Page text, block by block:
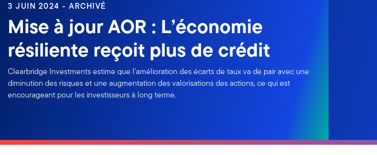
3 JUIN 2024 - ARCHIVÉ
Mise à jour AOR : L’économie
résiliente reçoit plus de crédit
Clearbridge Investments estime que l'amélioration des écarts de taux va de pair avec une
diminution des risques et une augmentation des valorisations des actions, ce qui est
encourageant pour les investisseurs à long terme.